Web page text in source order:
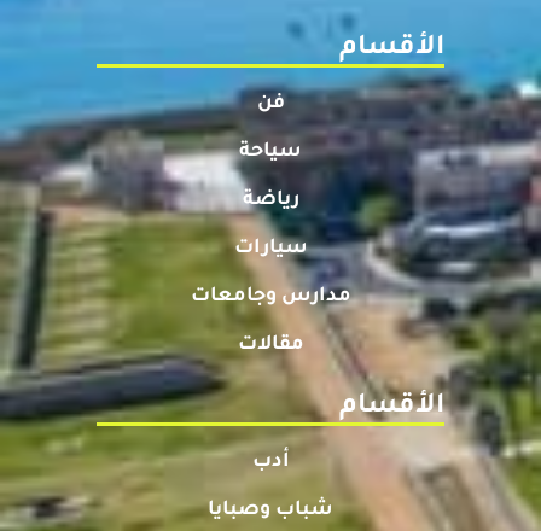
الأقسام
فن
سياحة
رياضة
سيارات
مدارس وجامعات
مقالات
الأقسام
أدب
شباب وصبايا